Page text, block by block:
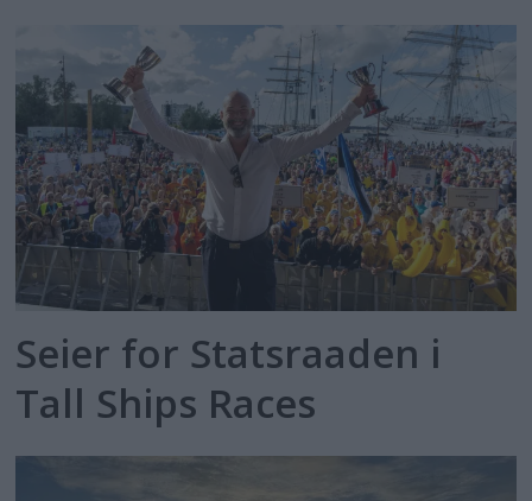
Seier for Statsraaden i
Tall Ships Races